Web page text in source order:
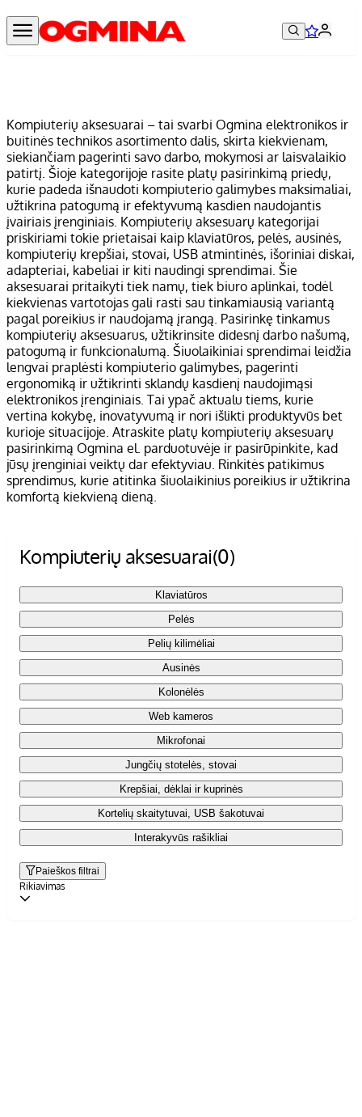
Kompiuterių aksesuarai – tai svarbi Ogmina elektronikos ir
buitinės technikos asortimento dalis, skirta kiekvienam,
siekiančiam pagerinti savo darbo, mokymosi ar laisvalaikio
patirtį. Šioje kategorijoje rasite platų pasirinkimą priedų,
kurie padeda išnaudoti kompiuterio galimybes maksimaliai,
užtikrina patogumą ir efektyvumą kasdien naudojantis
įvairiais įrenginiais. Kompiuterių aksesuarų kategorijai
priskiriami tokie prietaisai kaip klaviatūros, pelės, ausinės,
kompiuterių krepšiai, stovai, USB atmintinės, išoriniai diskai,
adapteriai, kabeliai ir kiti naudingi sprendimai. Šie
aksesuarai pritaikyti tiek namų, tiek biuro aplinkai, todėl
kiekvienas vartotojas gali rasti sau tinkamiausią variantą
pagal poreikius ir naudojamą įrangą. Pasirinkę tinkamus
kompiuterių aksesuarus, užtikrinsite didesnį darbo našumą,
patogumą ir funkcionalumą. Šiuolaikiniai sprendimai leidžia
lengvai praplėsti kompiuterio galimybes, pagerinti
ergonomiką ir užtikrinti sklandų kasdienį naudojimąsi
elektronikos įrenginiais. Tai ypač aktualu tiems, kurie
vertina kokybę, inovatyvumą ir nori išlikti produktyvūs bet
kurioje situacijoje. Atraskite platų kompiuterių aksesuarų
pasirinkimą Ogmina el. parduotuvėje ir pasirūpinkite, kad
jūsų įrenginiai veiktų dar efektyviau. Rinkitės patikimus
sprendimus, kurie atitinka šiuolaikinius poreikius ir užtikrina
komfortą kiekvieną dieną.
Kompiuterių aksesuarai(0)
Klaviatūros
Pelės
Pelių kilimėliai
Ausinės
Kolonėlės
Web kameros
Mikrofonai
Jungčių stotelės, stovai
Krepšiai, dėklai ir kuprinės
Kortelių skaitytuvai, USB šakotuvai
Interakyvūs rašikliai
Paieškos filtrai
Rikiavimas